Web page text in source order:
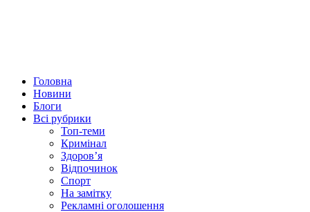
Головна
Новини
Блоги
Всі рубрики
Топ-теми
Кримінал
Здоров’я
Відпочинок
Спорт
На замітку
Рекламні оголошення